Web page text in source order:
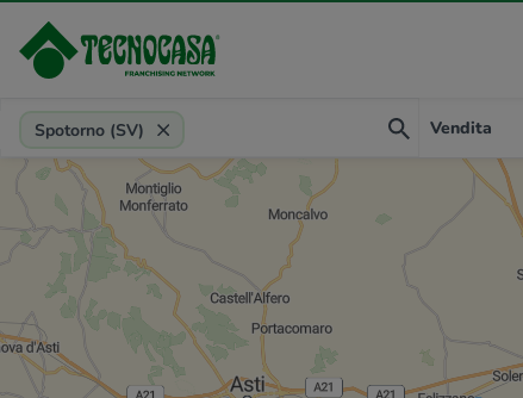
Provincia, comune, zona, riferimento
Spotorno (SV) Vendita